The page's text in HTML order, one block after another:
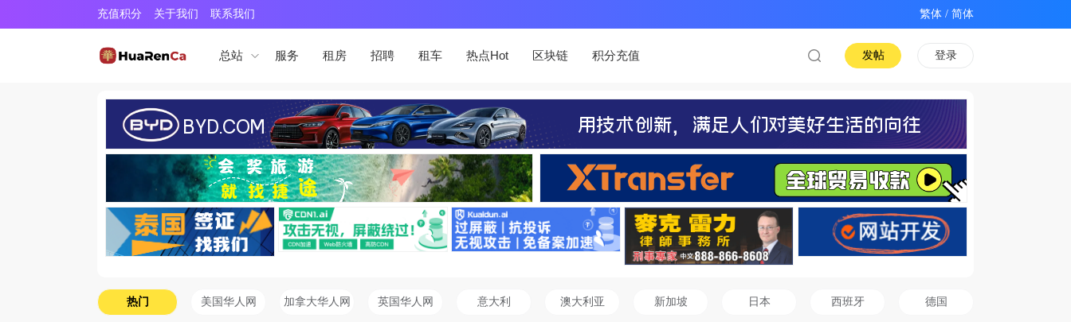
充值积分 关于我们 联系我们 /
总站 服务 租房 招聘 租车 热点Hot 区块链 积分充值 登录
发帖
热门 美国华人网 加拿大华人网 英国华人网 意大利 澳大利亚 新加坡 日本 西班牙 德国